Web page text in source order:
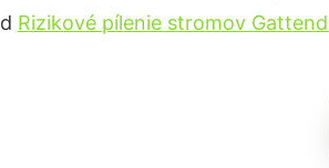
Rizikové pílenie stromov